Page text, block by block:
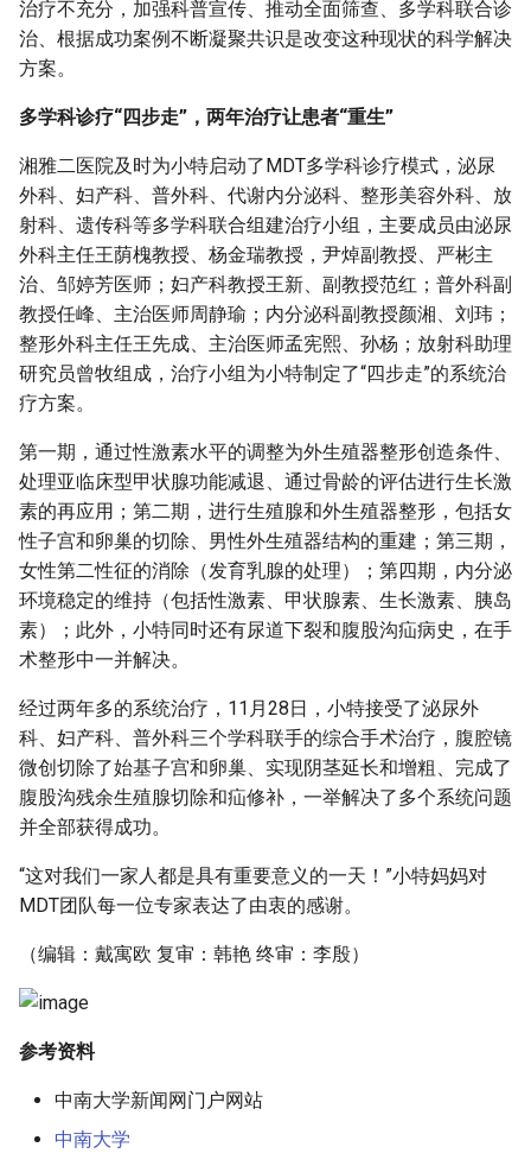
治疗不充分，加强科普宣传、推动全面筛查、多学科联合诊
治、根据成功案例不断凝聚共识是改变这种现状的科学解决
方案。
多学科诊疗“四步走”，两年治疗让患者“重生”
湘雅二医院及时为小特启动了MDT多学科诊疗模式，泌尿
外科、妇产科、普外科、代谢内分泌科、整形美容外科、放
射科、遗传科等多学科联合组建治疗小组，主要成员由泌尿
外科主任王荫槐教授、杨金瑞教授，尹焯副教授、严彬主
治、邹婷芳医师；妇产科教授王新、副教授范红；普外科副
教授任峰、主治医师周静瑜；内分泌科副教授颜湘、刘玮；
整形外科主任王先成、主治医师孟宪熙、孙杨；放射科助理
研究员曾牧组成，治疗小组为小特制定了“四步走”的系统治
疗方案。
第一期，通过性激素水平的调整为外生殖器整形创造条件、
处理亚临床型甲状腺功能减退、通过骨龄的评估进行生长激
素的再应用；第二期，进行生殖腺和外生殖器整形，包括女
性子宫和卵巢的切除、男性外生殖器结构的重建；第三期，
女性第二性征的消除（发育乳腺的处理）；第四期，内分泌
环境稳定的维持（包括性激素、甲状腺素、生长激素、胰岛
素）；此外，小特同时还有尿道下裂和腹股沟疝病史，在手
术整形中一并解决。
经过两年多的系统治疗，11月28日，小特接受了泌尿外
科、妇产科、普外科三个学科联手的综合手术治疗，腹腔镜
微创切除了始基子宫和卵巢、实现阴茎延长和增粗、完成了
腹股沟残余生殖腺切除和疝修补，一举解决了多个系统问题
并全部获得成功。
“这对我们一家人都是具有重要意义的一天！”小特妈妈对
MDT团队每一位专家表达了由衷的感谢。
（编辑：戴寓欧 复审：韩艳 终审：李殷）
参考资料
中南大学新闻网门户网站
中南大学